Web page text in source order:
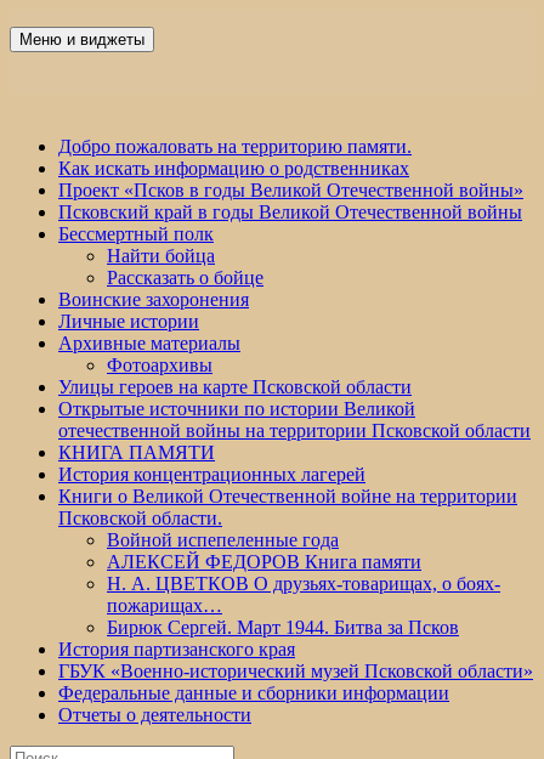
Победа 60
Меню и виджеты
Добро пожаловать на территорию памяти.
Как искать информацию о родственниках
Проект «Псков в годы Великой Отечественной войны»
Псковский край в годы Великой Отечественной войны
Бессмертный полк
Найти бойца
Рассказать о бойце
Воинские захоронения
Личные истории
Архивные материалы
Фотоархивы
Улицы героев на карте Псковской области
Открытые источники по истории Великой
отечественной войны на территории Псковской области
КНИГА ПАМЯТИ
История концентрационных лагерей
Книги о Великой Отечественной войне на территории
Псковской области.
Войной испепеленные года
АЛЕКСЕЙ ФЕДОРОВ Книга памяти
Н. А. ЦВЕТКОВ О друзьях-товарищах, о боях-
пожарищах…
Бирюк Сергей. Март 1944. Битва за Псков
История партизанского края
ГБУК «Военно-исторический музей Псковской области»
Федеральные данные и сборники информации
Отчеты о деятельности
Найти: